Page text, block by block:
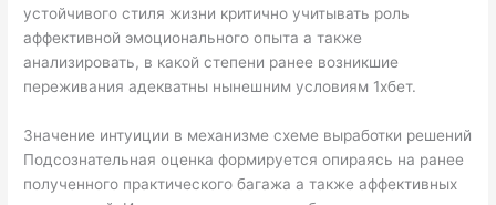
устойчивого стиля жизни критично учитывать роль
аффективной эмоционального опыта а также
анализировать, в какой степени ранее возникшие
переживания адекватны нынешним условиям 1хбет.
Значение интуиции в механизме схеме выработки решений
Подсознательная оценка формируется опираясь на ранее
полученного практического багажа а также аффективных